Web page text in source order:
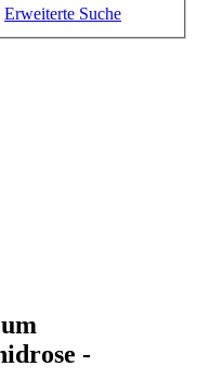
Erweiterte Suche
-